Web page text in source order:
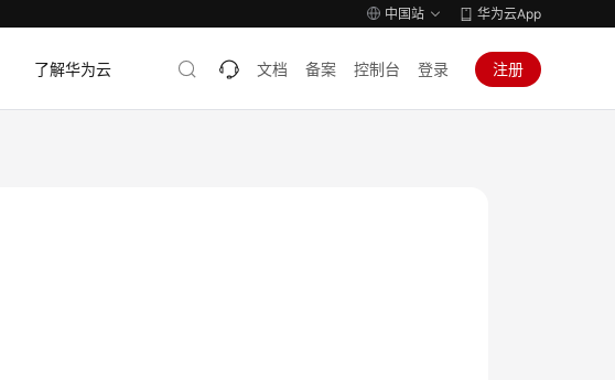
中国站 华为云App
了解华为云 文档 备案 控制台 登录 注册